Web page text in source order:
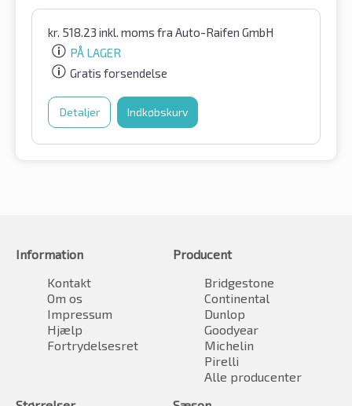
kr. 518.23 inkl. moms fra Auto-Raifen GmbH
PÅ LAGER
Gratis forsendelse
Detaljer Indkøbskurv
Information
Kontakt
Om os
Impressum
Hjælp
Fortrydelsesret
Producent
Bridgestone
Continental
Dunlop
Goodyear
Michelin
Pirelli
Alle producenter